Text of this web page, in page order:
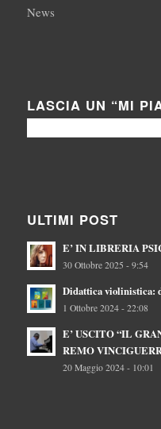
News
LASCIA UN “MI
ULTIMI POST
E’ IN LIBRERIA
30 Ottobre 2025 - 9:54
Didattica violinistica:
1 Ottobre 2024 - 22:08
E’ USCITO “IL
REMO
20 Maggio 2024 - 10:01